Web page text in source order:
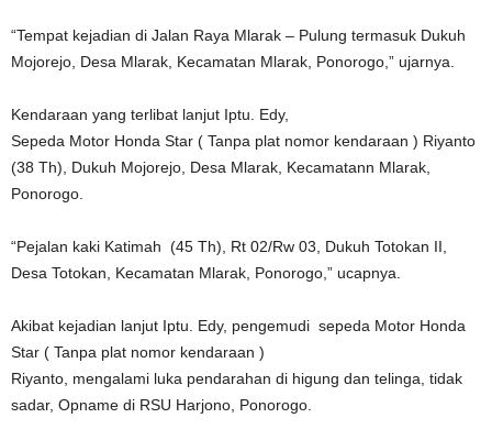
“Tempat kejadian di Jalan Raya Mlarak – Pulung termasuk Dukuh
Mojorejo, Desa Mlarak, Kecamatan Mlarak, Ponorogo,” ujarnya.
Kendaraan yang terlibat lanjut Iptu. Edy,
Sepeda Motor Honda Star ( Tanpa plat nomor kendaraan ) Riyanto
(38 Th), Dukuh Mojorejo, Desa Mlarak, Kecamatann Mlarak,
Ponorogo.
“Pejalan kaki Katimah (45 Th), Rt 02/Rw 03, Dukuh Totokan II,
Desa Totokan, Kecamatan Mlarak, Ponorogo,” ucapnya.
Akibat kejadian lanjut Iptu. Edy, pengemudi sepeda Motor Honda
Star ( Tanpa plat nomor kendaraan )
Riyanto, mengalami luka pendarahan di higung dan telinga, tidak
sadar, Opname di RSU Harjono, Ponorogo.